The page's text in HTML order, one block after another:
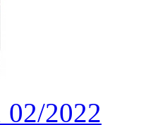
02/2022